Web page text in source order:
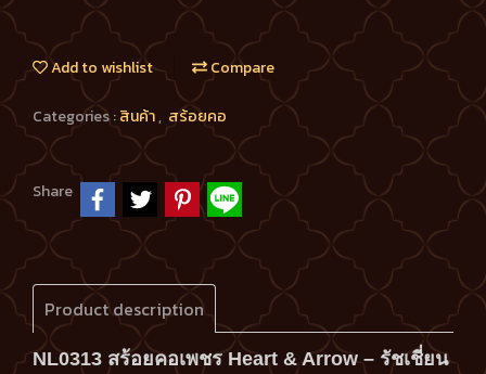
Add to wishlist Compare
Categories :สินค้า, สร้อยคอ
Share
Product description
NL0313 สร้อยคอเพชร Heart & Arrow – รัชเชี่ยน